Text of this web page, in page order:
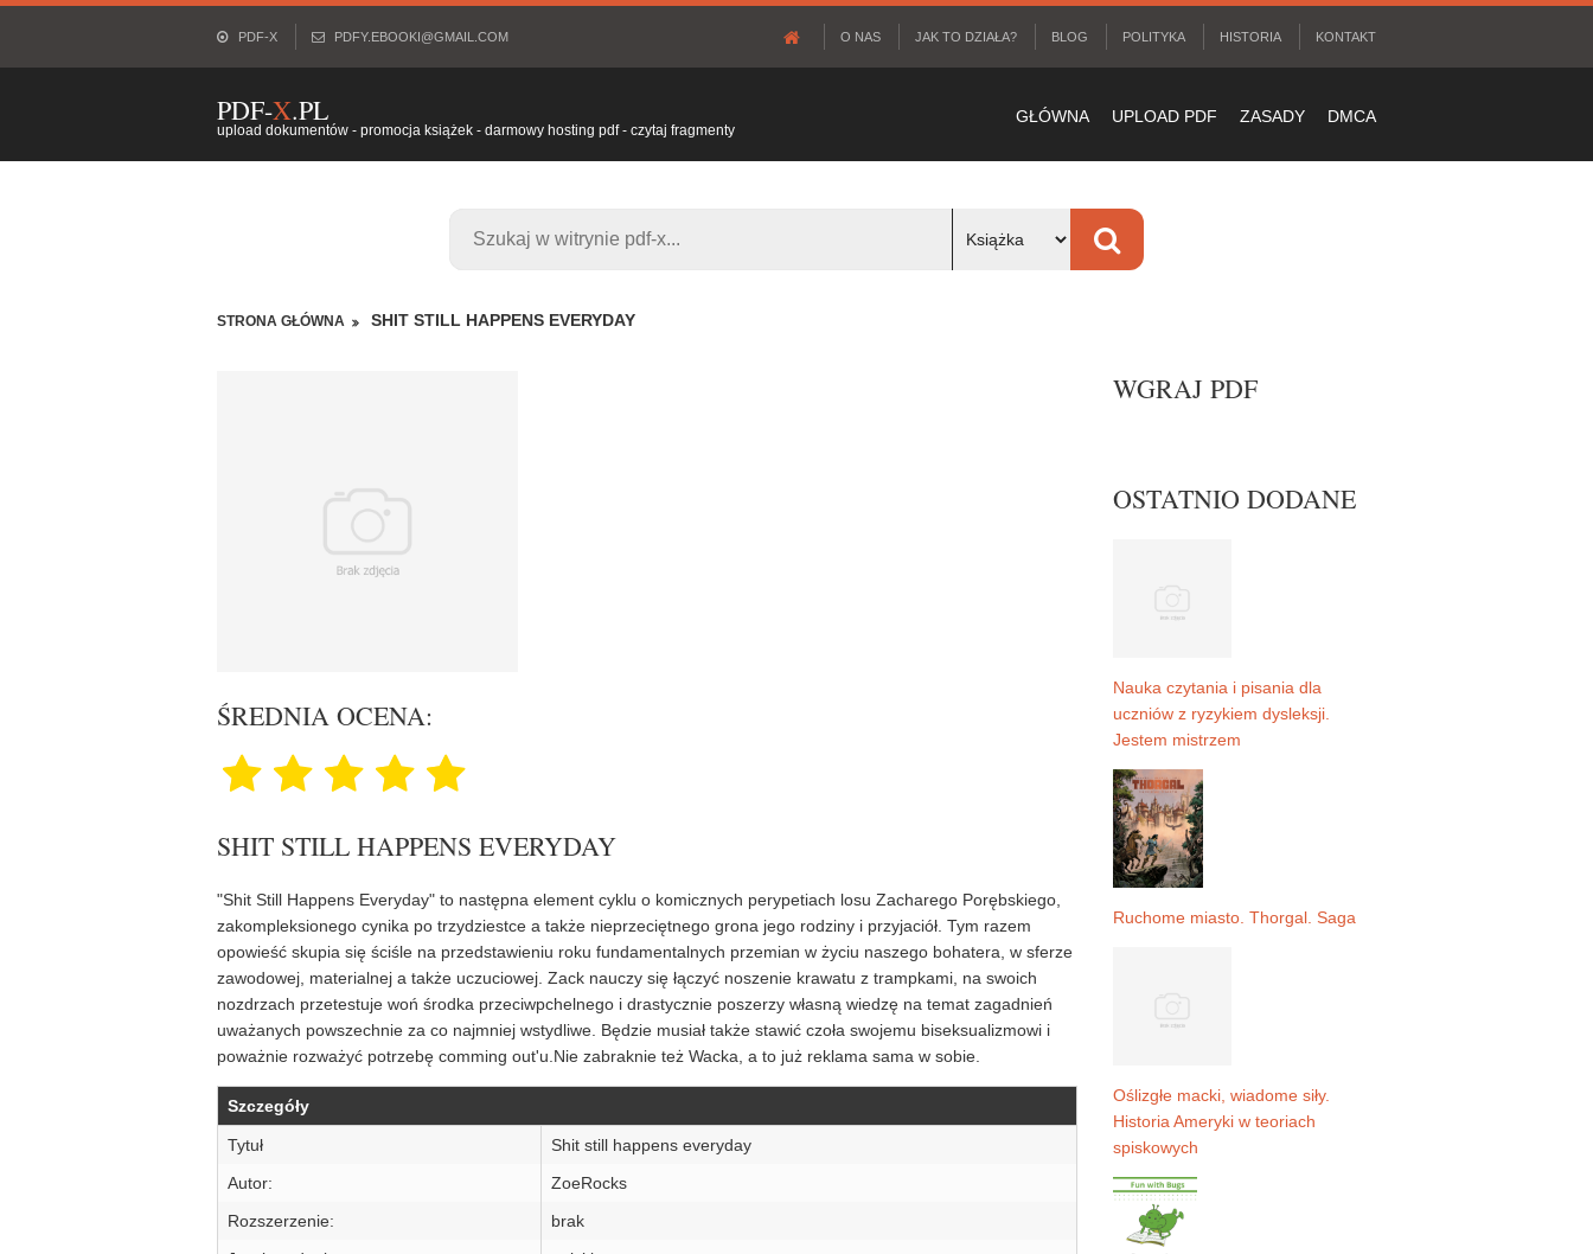
PDF-X PDFY.EBOOKI@GMAIL.COM O NAS JAK TO DZIAŁA? BLOG POLITYKA HISTORIA KONTAKT
PDF-X.PL
upload dokumentów - promocja książek - darmowy hosting pdf - czytaj fragmenty
GŁÓWNA UPLOAD PDF ZASADY DMCA
STRONA GŁÓWNA SHIT STILL HAPPENS EVERYDAY
ŚREDNIA OCENA:
SHIT STILL HAPPENS EVERYDAY
"Shit Still Happens Everyday" to następna element cyklu o komicznych perypetiach losu Zacharego Porębskiego,
zakompleksionego cynika po trzydziestce a także nieprzeciętnego grona jego rodziny i przyjaciół. Tym razem
opowieść skupia się ściśle na przedstawieniu roku fundamentalnych przemian w życiu naszego bohatera, w sferze
zawodowej, materialnej a także uczuciowej. Zack nauczy się łączyć noszenie krawatu z trampkami, na swoich
nozdrzach przetestuje woń środka przeciwpchelnego i drastycznie poszerzy własną wiedzę na temat zagadnień
uważanych powszechnie za co najmniej wstydliwe. Będzie musiał także stawić czoła swojemu biseksualizmowi i
poważnie rozważyć potrzebę comming out'u.Nie zabraknie też Wacka, a to już reklama sama w sobie.
Szczegóły
Tytuł
Shit still happens everyday
Autor:
ZoeRocks
Rozszerzenie:
brak
WGRAJ PDF
OSTATNIO DODANE
Nauka czytania i pisania dla
uczniów z ryzykiem dysleksji.
Jestem mistrzem
Ruchome miasto. Thorgal. Saga
Oślizgłe macki, wiadome siły.
Historia Ameryki w teoriach
spiskowych